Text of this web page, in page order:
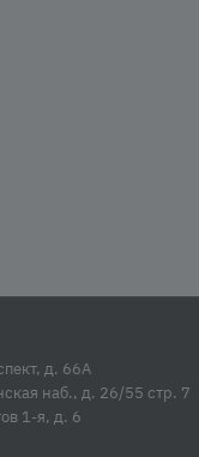
д. 66А
наб., д. 26/55 стр. 7
1-я, д. 6